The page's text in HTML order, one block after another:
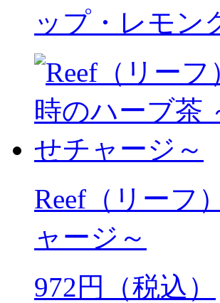
ップ・レモン
Reef（リーフ
ャージ～
972円（税込）